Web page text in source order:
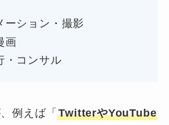
ーション・撮影
画
・コンサル
例えば「TwitterやYouTube